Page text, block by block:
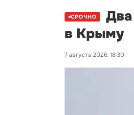
СРОЧНО
в Крыму
7 августа 2026, 18:30